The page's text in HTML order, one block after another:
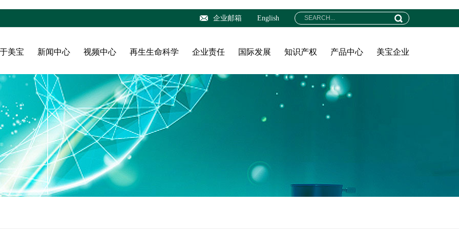
English
企业邮箱
美宝 新闻中心 视频中心 再生生命科学 企业责任 国际发展 知识产权 产品中心 美宝企业